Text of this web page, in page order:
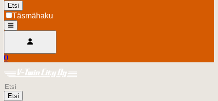
Täsmähaku
open
Ostoskori
0.00 €
0
Harley Davidson Turku
Etsi